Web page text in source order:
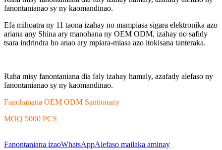
fanontanianao sy ny kaomandinao.
Efa mihoatra ny 11 taona izahay no mampiasa sigara elektronika azo
ariana any Shina ary manohana ny OEM ODM, izahay no safidy
tsara indrindra ho anao ary mpiara-miasa azo itokisana tanteraka.
Raha misy fanontaniana dia faly izahay hamaly, azafady alefaso ny
fanontanianao sy ny kaomandinao.
Fanohanana OEM ODM Santionany
MOQ 5000 PCS
Fanontaniana izaoWhatsAppAlefaso mailaka aminay